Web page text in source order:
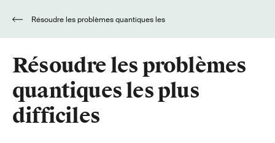
Résoudre les problèmes
quantiques les plus
difficiles